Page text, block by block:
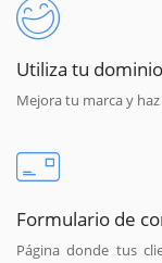
Utiliza tu dominio
Mejora tu marca y
Formulario de
Página donde tus